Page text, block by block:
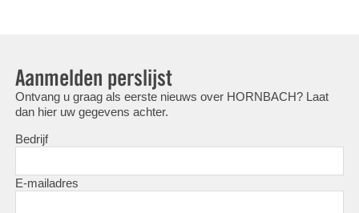
Aanmelden perslijst
Ontvang u graag als eerste nieuws over HORNBACH? Laat
dan hier uw gegevens achter.
Bedrijf
E-mailadres